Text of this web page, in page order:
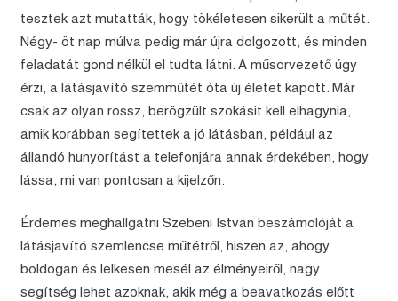
tesztek azt mutatták, hogy tökéletesen sikerült a műtét.
Négy- öt nap múlva pedig már újra dolgozott, és minden
feladatát gond nélkül el tudta látni. A műsorvezető úgy
érzi, a látásjavító szemműtét óta új életet kapott. Már
csak az olyan rossz, berögzült szokásit kell elhagynia,
amik korábban segítettek a jó látásban, például az
állandó hunyorítást a telefonjára annak érdekében, hogy
lássa, mi van pontosan a kijelzőn.
Érdemes meghallgatni Szebeni István beszámolóját a
látásjavító szemlencse műtétről, hiszen az, ahogy
boldogan és lelkesen mesél az élményeiről, nagy
segítség lehet azoknak, akik még a beavatkozás előtt